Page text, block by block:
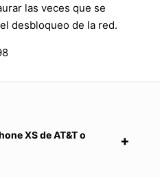
las veces que se
desbloqueo de la red.
XS de AT&T o